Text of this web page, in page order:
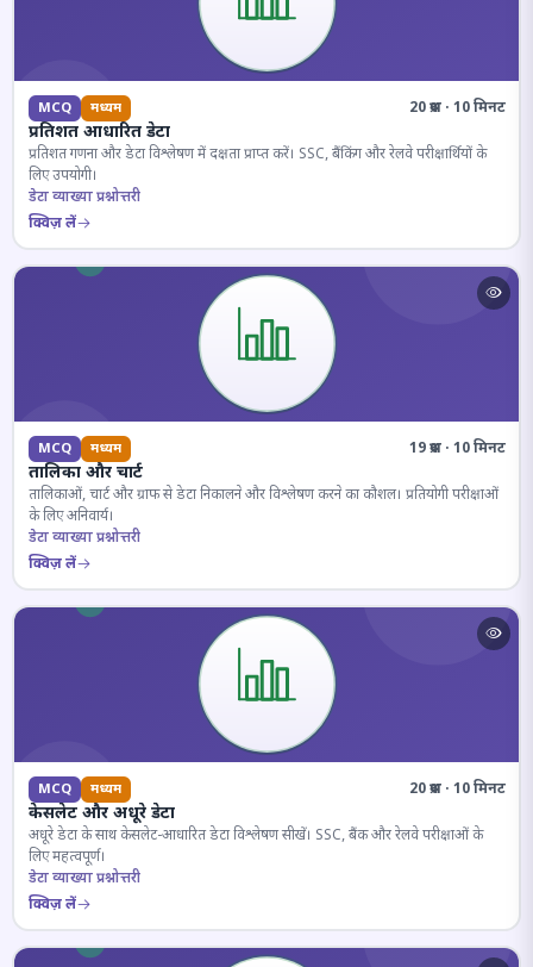
MCQ मध्यम 20 प्रश्न · 10 मिनट
प्रतिशत आधारित डेटा
प्रतिशत गणना और डेटा विश्लेषण में दक्षता प्राप्त करें। SSC, बैंकिंग और रेलवे परीक्षार्थियों के
लिए उपयोगी।
डेटा व्याख्या प्रश्नोत्तरी
क्विज़ लें
MCQ मध्यम 19 प्रश्न · 10 मिनट
तालिका और चार्ट
तालिकाओं, चार्ट और ग्राफ से डेटा निकालने और विश्लेषण करने का कौशल। प्रतियोगी परीक्षाओं
के लिए अनिवार्य।
डेटा व्याख्या प्रश्नोत्तरी
क्विज़ लें
MCQ मध्यम 20 प्रश्न · 10 मिनट
केसलेट और अधूरे डेटा
अधूरे डेटा के साथ केसलेट-आधारित डेटा विश्लेषण सीखें। SSC, बैंक और रेलवे परीक्षाओं के
लिए महत्वपूर्ण।
डेटा व्याख्या प्रश्नोत्तरी
क्विज़ लें